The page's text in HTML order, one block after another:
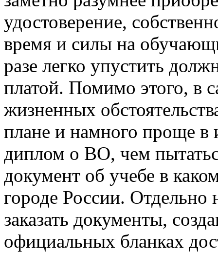
удостоверение,
время и силы на
разе легко упустить
платой. Помимо этого, в
жизненных
плане и намного проще в
диплом о ВО, чем
документ об учебе в
городе России. Отдельно
заказать документы,
официальных бланках